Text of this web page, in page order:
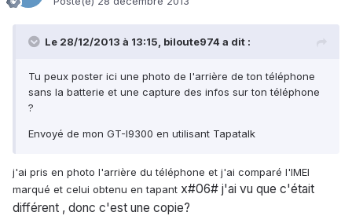
Le 28/12/2013 à 13:15, biloute974 a dit :
Tu peux poster ici une photo de l'arrière de ton téléphone
sans la batterie et une capture des infos sur ton téléphone
?
Envoyé de mon GT-I9300 en utilisant Tapatalk
j'ai pris en photo l'arrière du téléphone et j'ai comparé l'IMEI
marqué et celui obtenu en tapant x#06# j'ai vu que c'était
différent , donc c'est une copie?